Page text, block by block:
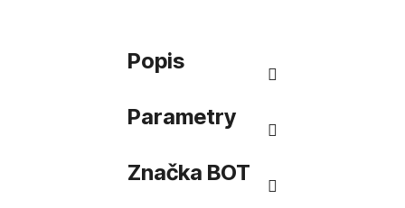
Popis
Parametry
Značka BOT